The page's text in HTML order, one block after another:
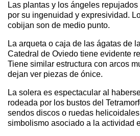
Las plantas y los ángeles
por su ingenuidad y expresividad.
cobijan son de medio punto.
La arqueta o caja de las ágatas de
Catedral de Oviedo tiene evidente
Tiene similar estructura con arcos
dejan ver piezas de ónice.
La solera es espectacular al
rodeada por los bustos del
sendos discos o ruedas
simbolismo asociado a la actividad